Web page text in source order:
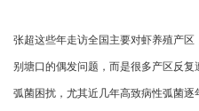
张超这些年走访全国主要对虾养殖产
别塘口的偶发问题，而是很多产区反
弧菌困扰，尤其近几年高致病性弧菌